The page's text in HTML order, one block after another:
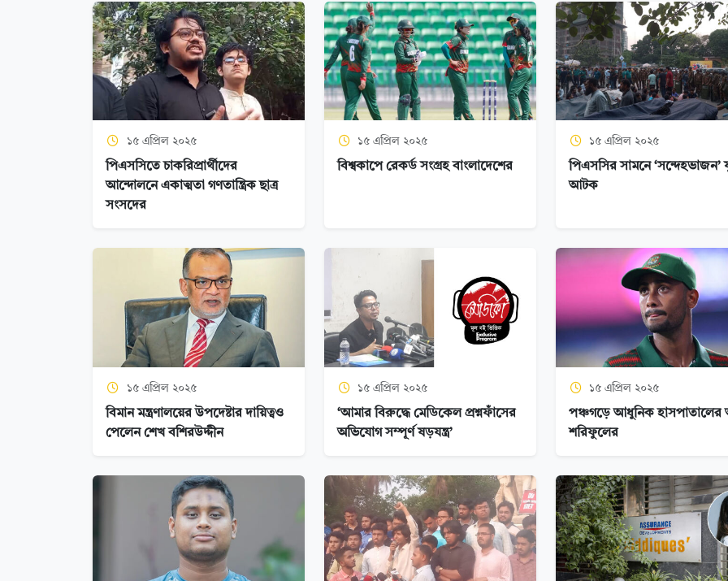
১৫ এপ্রিল ২০২৫
পিএসসিতে চাকরিপ্রার্থীদের
আন্দোলনে একাত্মতা গণতান্ত্রিক ছাত্র
সংসদের
১৫ এপ্রিল ২০২৫
বিশ্বকাপে রেকর্ড সংগ্রহ বাংলাদেশের
১৫ এপ্রিল ২০২৫
পিএসসির সামনে ‘সন্দেহভাজন’
আটক
১৫ এপ্রিল ২০২৫
বিমান মন্ত্রণালয়ের উপদেষ্টার দায়িত্বও
পেলেন শেখ বশিরউদ্দীন
১৫ এপ্রিল ২০২৫
‘আমার বিরুদ্ধে মেডিকেল প্রশ্নফাঁসের
অভিযোগ সম্পূর্ণ ষড়যন্ত্র’
১৫ এপ্রিল ২০২৫
পঞ্চগড়ে আধুনিক হাসপাতালের
শরিফুলের